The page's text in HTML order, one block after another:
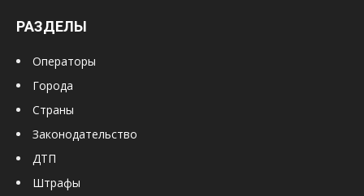
РАЗДЕЛЫ
Операторы
Города
Страны
Законодательство
ДТП
Штрафы